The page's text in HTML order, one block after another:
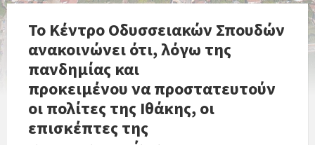
Το Κέντρο Οδυσσειακών Σπουδών
ανακοινώνει ότι, λόγω της
πανδημίας και
προκειμένου να προστατευτούν
οι πολίτες της Ιθάκης, οι
επισκέπτες της